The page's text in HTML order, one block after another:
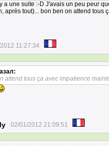
a une suite :-D J'avais un peu peur
après tout)... bon ben on attend tous
11:27:34
attend tous ça avec impatience
02/01/2012 21:09:51